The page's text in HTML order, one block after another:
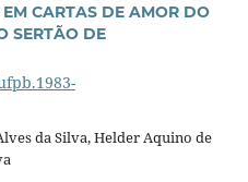
EM CARTAS DE AMOR DO
SERTÃO DE
da Silva, Helder Aquino de